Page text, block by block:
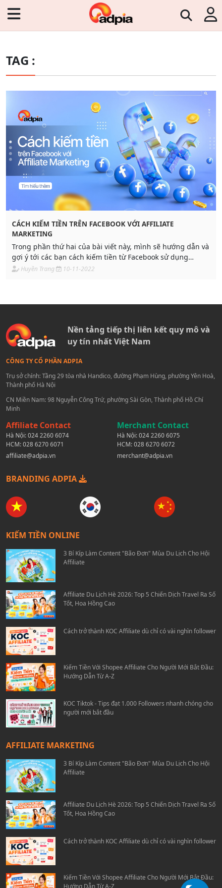
TAG :
CÁCH KIẾM TIỀN TRÊN FACEBOOK VỚI AFFILIATE
MARKETING
Trong phần thứ hai của bài viết này, mình sẽ hướng dẫn và
gợi ý tới các bạn cách kiếm tiền từ Facebook sử dụng
Affiliate một cách cơ bản và hết sức đơn giản. Để bất cứ
Huyền Trang 10-11-2022
Nền tảng tiếp thị liên kết quy mô và
uy tín nhất Việt Nam
CÔNG TY CỔ PHẦN ADPIA
Trụ sở chính: Tầng 29 tòa nhà Handico, đường Phạm Hùng, phường Yên Hoà,
Thành phố Hà Nội
CN Miền Nam: 98 Nguyễn Công Trứ, phường Sài Gòn, Thành phố Hồ Chí
Minh
Affiliate Contact
Hà Nội:024 2260 6074
HCM:028 6270 6071
affiliate@adpia.vn
Merchant Contact
Hà Nội:024 2260 6075
HCM:028 6270 6072
merchant@adpia.vn
BRANDING ADPIA
KIẾM TIỀN ONLINE
3 Bí Kíp Làm Content "Bão Đơn" Mùa Du Lịch Cho Hội
Affiliate
Affiliate Du Lịch Hè 2026: Top 5 Chiến Dịch Travel Ra Số
Tốt, Hoa Hồng Cao
Cách trở thành KOC Affiliate dù chỉ có vài nghìn follower
Kiếm Tiền Với Shopee Affiliate Cho Người Mới Bắt Đầu:
Hướng Dẫn Từ A-Z
KOC Tiktok - Tips đạt 1.000 Followers nhanh chóng cho
người mới bắt đầu
AFFILIATE MARKETING
3 Bí Kíp Làm Content "Bão Đơn" Mùa Du Lịch Cho Hội
Affiliate
Affiliate Du Lịch Hè 2026: Top 5 Chiến Dịch Travel Ra Số
Tốt, Hoa Hồng Cao
Cách trở thành KOC Affiliate dù chỉ có vài nghìn follower
Kiếm Tiền Với Shopee Affiliate Cho Người Mới Bắt Đầu:
Hướng Dẫn Từ A-Z